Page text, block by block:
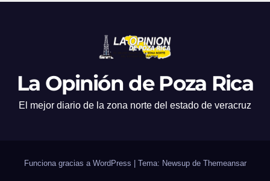
La Opinión de Poza Rica
El mejor diario de la zona norte del estado de veracruz
Funciona gracias a WordPress Tema: Newsup de Themeansar